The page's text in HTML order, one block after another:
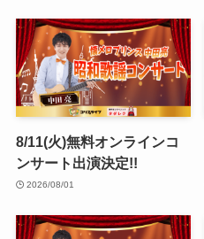
8/11(火)無料オンラインコ
ンサート出演決定!!
2026/08/01